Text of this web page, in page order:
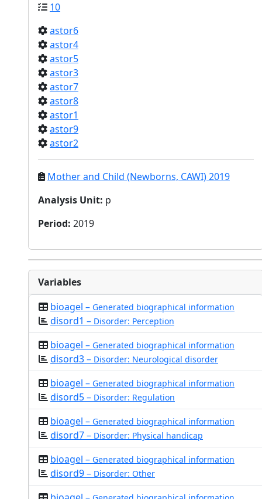
10
astor6
astor4
astor5
astor3
astor7
astor8
astor1
astor9
astor2
Mother and Child (Newborns, CAWI) 2019
Analysis Unit: p
Period: 2019
Variables
bioagel – Generated biographical information
disord1 – Disorder: Perception
bioagel – Generated biographical information
disord3 – Disorder: Neurological disorder
bioagel – Generated biographical information
disord5 – Disorder: Regulation
bioagel – Generated biographical information
disord7 – Disorder: Physical handicap
bioagel – Generated biographical information
disord9 – Disorder: Other